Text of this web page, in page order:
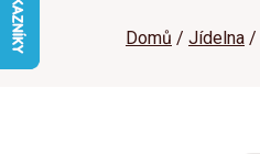
Domů Jídelna